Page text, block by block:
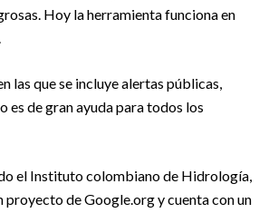
Hoy la herramienta funciona en
las que se incluye alertas públicas,
es de gran ayuda para todos los
el Instituto colombiano de Hidrología,
de Google.org y cuenta con un